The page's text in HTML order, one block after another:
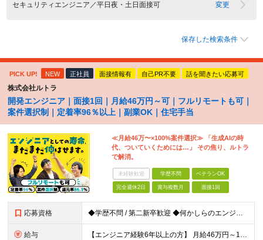
セキュリティエンジニア／平日夜・土日面接可 変更
保存した検索条件
PICK UP! NEW 正社員 面接情報有 自己PR不要 話を聞きたい応募可
株式会社ルトラ
開発エンジニア｜面接1回｜月給46万円～可｜フルリモートも可｜
案件選択制｜定着率96％以上｜副業OK｜住宅手当
≪月給46万〜×100%案件選択≫ 「生成AIの時
代、ついていくためには…」 その焦り、ルトラ
で解消。
未経験歓迎 学歴不問 ベテランOK
完全週休2日 賞与複数月 面接1回
応募資格 ◆学歴不問 / 第二新卒歓迎 ◆何かしらのエンジニア経験をお持ちの方 （言語・期間・フェーズ不問） 経験浅めの方も遠慮なくご応募ください！ ■入社前Q＆A ────── ◎実力に見合った報酬が手に
給与 【エンジニア経験6年以上の方】 月給46万円～100万円（固定残業代含む） ※上記月給には月30時間分の固定残業代（月8万7,400円～月19万円）を含む。超過分は全額支給。 【エンジニア経験4年以